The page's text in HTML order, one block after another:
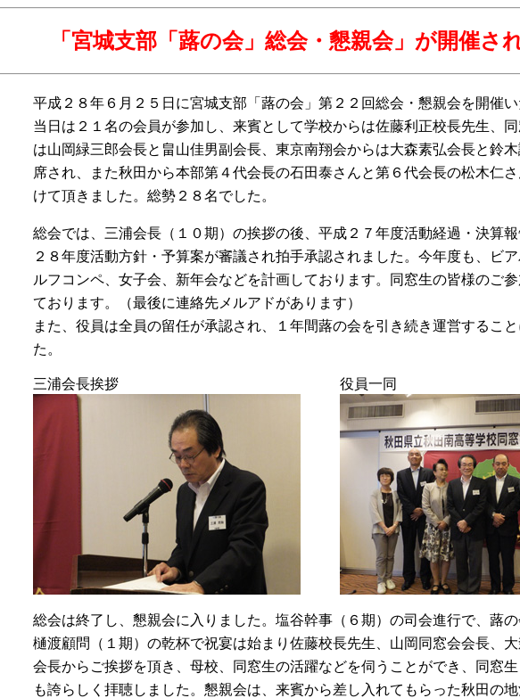
「宮城支部「蕗の会」総会・懇親会」が開催さ
平成２８年６月２５日に宮城支部「蕗の会」第２２回総会・懇親会を開催
当日は２１名の会員が参加し、来賓として学校からは佐藤利正校長先生、
は山岡緑三郎会長と畠山佳男副会長、東京南翔会からは大森素弘会長と鈴
席され、また秋田から本部第４代会長の石田泰さんと第６代会長の松木仁
けて頂きました。総勢２８名でした。
総会では、三浦会長（１０期）の挨拶の後、平成２７年度活動経過・決算
２８年度活動方針・予算案が審議され拍手承認されました。今年度も、ビ
ルフコンペ、女子会、新年会などを計画しております。同窓生の皆様のご
ております。（最後に連絡先メルアドがあります）
また、役員は全員の留任が承認され、１年間蕗の会を引き続き運営するこ
た。
三浦会長挨拶 役員一同
総会は終了し、懇親会に入りました。塩谷幹事（６期）の司会進行で、蕗
樋渡顧問（１期）の乾杯で祝宴は始まり佐藤校長先生、山岡同窓会会長、
会長からご挨拶を頂き、母校、同窓生の活躍などを伺うことができ、同窓
も誇らしく拝聴しました。懇親会は、来賓から差し入れてもらった秋田の